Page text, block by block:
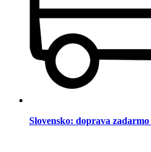
Slovensko: doprava zadarmo